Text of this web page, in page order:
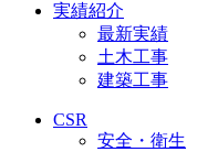
実績紹介
最新実績
土木工事
建築工事
CSR
安全・衛生